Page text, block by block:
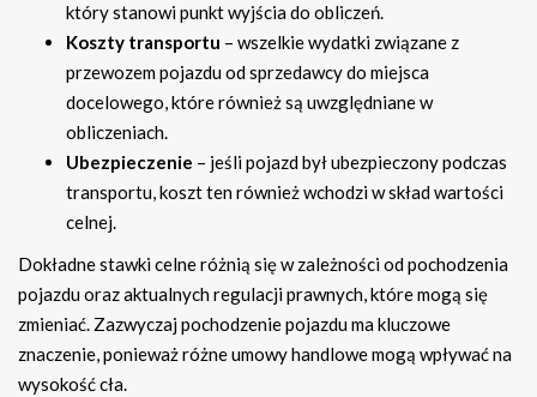
który stanowi punkt wyjścia do obliczeń.
Koszty transportu – wszelkie wydatki związane z
przewozem pojazdu od sprzedawcy do miejsca
docelowego, które również są uwzględniane w
obliczeniach.
Ubezpieczenie – jeśli pojazd był ubezpieczony podczas
transportu, koszt ten również wchodzi w skład wartości
celnej.
Dokładne stawki celne różnią się w zależności od pochodzenia
pojazdu oraz aktualnych regulacji prawnych, które mogą się
zmieniać. Zazwyczaj pochodzenie pojazdu ma kluczowe
znaczenie, ponieważ różne umowy handlowe mogą wpływać na
wysokość cła.